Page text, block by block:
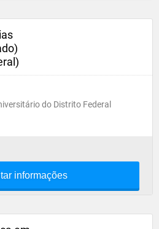
do Distrito Federal
informações